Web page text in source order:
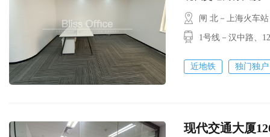
闸 北－上海火车站
1号线－汉中路、
近地铁 独门独户
现代交通大厦